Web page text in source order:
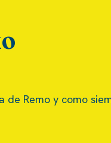
Remo y como